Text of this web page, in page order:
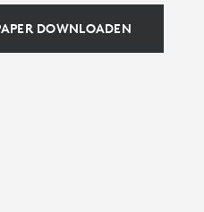
DOWNLOADEN